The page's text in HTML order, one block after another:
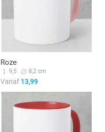
Roze
9,5 8,2 cm
Vanaf13,99